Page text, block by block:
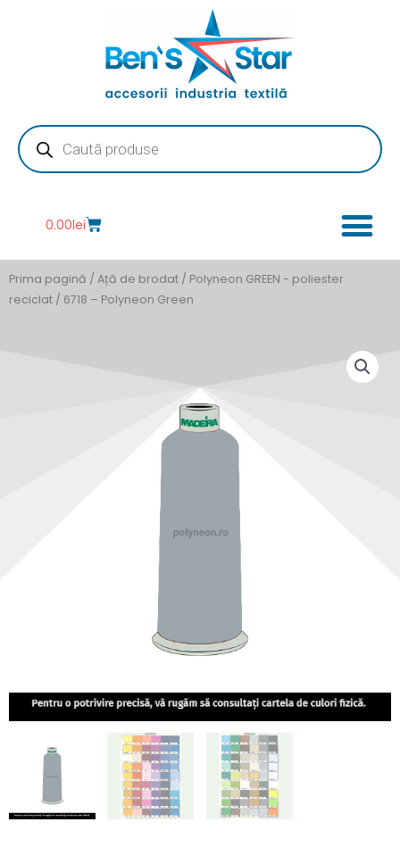
Products
search
0.00leiCart
Prima pagină / Ață de brodat / Polyneon GREEN - poliester
reciclat / 6718 – Polyneon Green